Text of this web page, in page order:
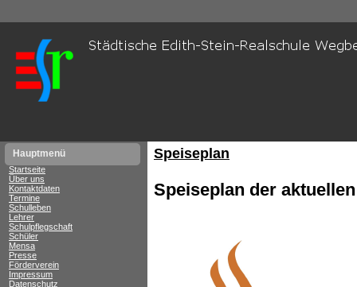
Hauptmenü
Startseite
Über uns
Kontaktdaten
Termine
Schulleben
Lehrer
Schulpflegschaft
Schüler
Mensa
Presse
Förderverein
Impressum
Datenschutz
Speiseplan
Speiseplan der